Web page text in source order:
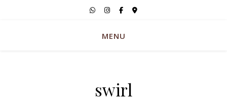
MENU
swirl